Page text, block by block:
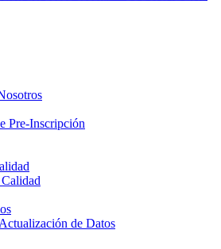
Pre-Inscripción
de Datos